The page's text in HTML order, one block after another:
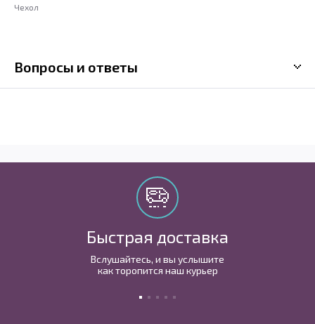
Чехол
Вопросы и ответы
Быстрая доставка
Вслушайтесь, и вы услышите
как торопится наш курьер